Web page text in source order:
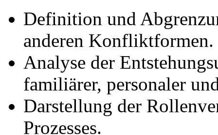
Definition und
anderen Konfliktformen.
Analyse der
familiärer, personaler
Darstellung der
Prozesses.